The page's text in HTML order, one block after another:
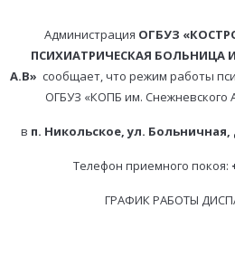
Администрация ОГБУЗ
ПСИХИАТРИЧЕСКАЯ БОЛЬНИЦА
А.В» сообщает, что режим работы
ОГБУЗ «КОПБ им. Снежневского
в п. Никольское, ул. Больничная,
Телефон приемного покоя:
ГРАФИК РАБОТЫ